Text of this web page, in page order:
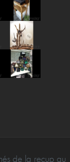
de la recup au